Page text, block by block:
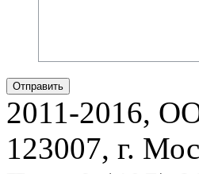
Отправить
2011-2016,
123007, г.